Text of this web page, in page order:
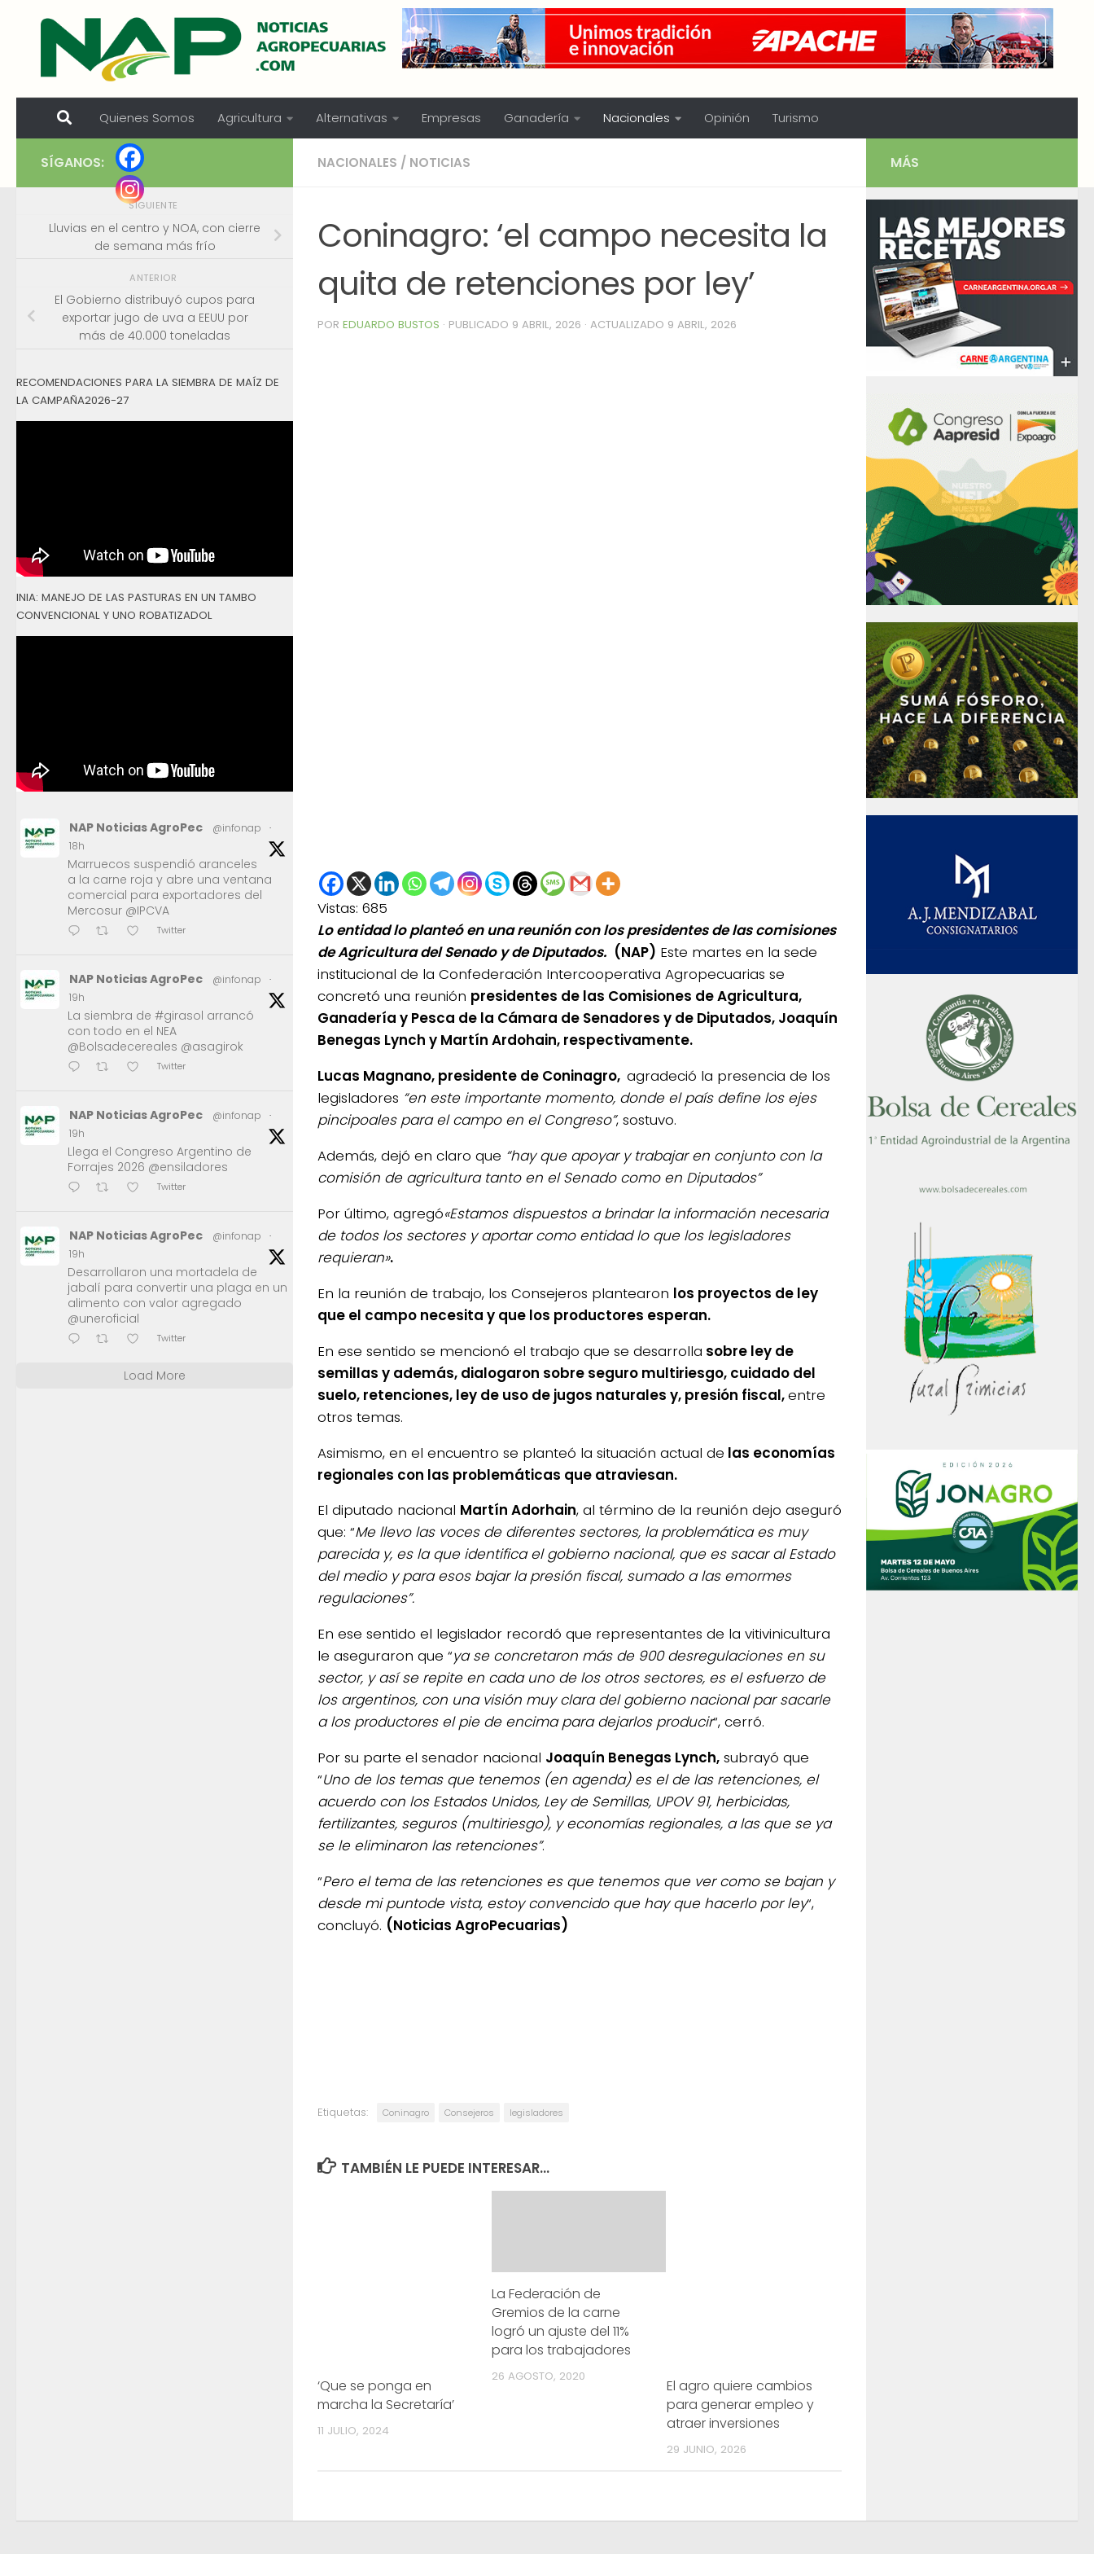
Skip to content
Quienes Somos Agricultura Alternativas Empresas Ganadería Nacionales Opinión Turismo
NACIONALES / NOTICIAS
Coninagro: ‘el campo necesita la
quita de retenciones por ley’
POR EDUARDO BUSTOS · PUBLICADO 9 ABRIL, 2026 · ACTUALIZADO 9 ABRIL, 2026
Vistas: 685
Lo entidad lo planteó en una reunión con los presidentes de las comisiones
de Agricultura del Senado y de Diputados. (NAP) Este martes en la sede
institucional de la Confederación Intercooperativa Agropecuarias se
concretó una reunión presidentes de las Comisiones de Agricultura,
Ganadería y Pesca de la Cámara de Senadores y de Diputados, Joaquín
Benegas Lynch y Martín Ardohain, respectivamente.
Lucas Magnano, presidente de Coninagro, agradeció la presencia de los
legisladores “en este importante momento, donde el país define los ejes
pincipoales para el campo en el Congreso”, sostuvo.
Además, dejó en claro que “hay que apoyar y trabajar en conjunto con la
comisión de agricultura tanto en el Senado como en Diputados”
Por último, agregó«Estamos dispuestos a brindar la información necesaria
de todos los sectores y aportar como entidad lo que los legisladores
requieran».
En la reunión de trabajo, los Consejeros plantearon los proyectos de ley
que el campo necesita y que los productores esperan.
En ese sentido se mencionó el trabajo que se desarrolla sobre ley de
semillas y además, dialogaron sobre seguro multiriesgo, cuidado del
suelo, retenciones, ley de uso de jugos naturales y, presión fiscal,entre
otros temas.
Asimismo, en el encuentro se planteó la situación actual de las economías
regionales con las problemáticas que atraviesan.
El diputado nacional Martín Adorhain, al término de la reunión dejo aseguró
que: “Me llevo las voces de diferentes sectores, la problemática es muy
parecida y, es la que identifica el gobierno nacional, que es sacar al Estado
del medio y para esos bajar la presión fiscal, sumado a las emormes
regulaciones”.
En ese sentido el legislador recordó que representantes de la vitivinicultura
le aseguraron que “ya se concretaron más de 900 desregulaciones en su
sector, y así se repite en cada uno de los otros sectores, es el esfuerzo de
los argentinos, con una visión muy clara del gobierno nacional par sacarle
a los productores el pie de encima para dejarlos producir“, cerró.
Por su parte el senador nacional Joaquín Benegas Lynch, subrayó que
“Uno de los temas que tenemos (en agenda) es el de las retenciones, el
acuerdo con los Estados Unidos, Ley de Semillas, UPOV 91, herbicidas,
fertilizantes, seguros (multiriesgo), y economías regionales, a las que se ya
se le eliminaron las retenciones”.
“Pero el tema de las retenciones es que tenemos que ver como se bajan y
desde mi puntode vista, estoy convencido que hay que hacerlo por ley“,
concluyó. (Noticias AgroPecuarias)
Etiquetas: Coninagro Consejeros legisladores
TAMBIÉN LE PUEDE INTERESAR...
‘Que se ponga en
marcha la Secretaría’
11 JULIO, 2024
La Federación de
Gremios de la carne
logró un ajuste del 11%
para los trabajadores
26 AGOSTO, 2020
El agro quiere cambios
para generar empleo y
atraer inversiones
29 JUNIO, 2026
SÍGANOS:
SIGUIENTE
Lluvias en el centro y NOA, con cierre
de semana más frío
ANTERIOR
El Gobierno distribuyó cupos para
exportar jugo de uva a EEUU por
más de 40.000 toneladas
RECOMENDACIONES PARA LA SIEMBRA DE MAÍZ DE
LA CAMPAÑA2026-27
INIA: MANEJO DE LAS PASTURAS EN UN TAMBO
CONVENCIONAL Y UNO ROBATIZADOL
NAP Noticias AgroPec @infonap
·
18h
Marruecos suspendió aranceles
a la carne roja y abre una ventana
comercial para exportadores del
Mercosur @IPCVA
Twitter
NAP Noticias AgroPec @infonap
·
19h
La siembra de #girasol arrancó
con todo en el NEA
@Bolsadecereales @asagirok
Twitter
NAP Noticias AgroPec @infonap
·
19h
Llega el Congreso Argentino de
Forrajes 2026 @ensiladores
Twitter
NAP Noticias AgroPec @infonap
·
19h
Desarrollaron una mortadela de
jabalí para convertir una plaga en un
alimento con valor agregado
@uneroficial
Twitter
Load More
MÁS